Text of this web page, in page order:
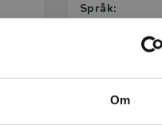
Om
Språk:
Utgivningsår:
Upplaga:
Sidantal: